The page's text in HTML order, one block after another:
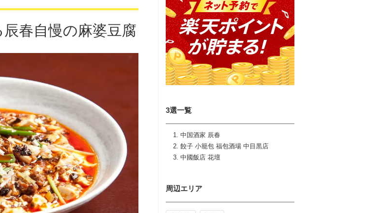
3選一覧
中国酒家 辰春
餃子 小籠包 福包酒場 中目黒店
中國飯店 花壇
春自慢の麻婆豆腐
周辺エリア